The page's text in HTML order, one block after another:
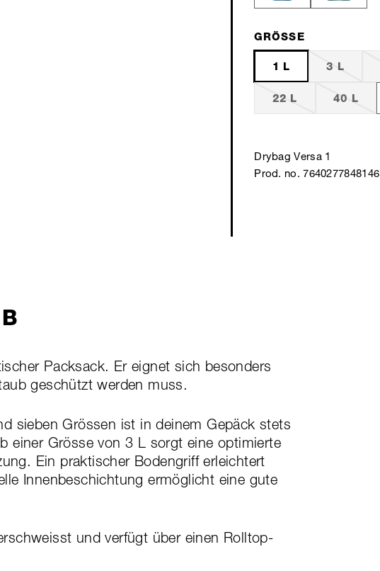
GRÖSSE
1 L 3 L
22 L 40 L
Drybag Versa 1
Prod. no. 7640277848146
Packsack. Er eignet sich besonders
geschützt werden muss.
sieben Grössen ist in deinem Gepäck stets
einer Grösse von 3 L sorgt eine optimierte
Ein praktischer Bodengriff erleichtert
Innenbeschichtung ermöglicht eine gute
und verfügt über einen Rolltop-